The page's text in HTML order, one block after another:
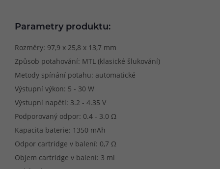
Parametry produktu:
Rozměry: 97,9 x 25,8 x 13,7 mm
Způsob potahování: MTL (klasické šlukování)
Metody spínání potahu: automatické
Výstupní výkon: 5 - 30 W
Výstupní napětí: 3.2 - 4.35 V
Podporovaný odpor: 0.4 - 3.0 Ω
Kapacita baterie: 1350 mAh
Odpor cartridge v balení: 0,7 Ω
Objem cartridge v balení: 3 ml